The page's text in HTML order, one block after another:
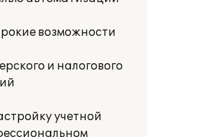
возможности
и налогового
учетной